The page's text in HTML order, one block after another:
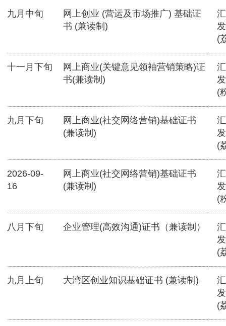
九月中旬
网上创业 (营运及市场推广) 基础证
书 (兼读制)
(
十一月下旬
网上商业(关键意见领袖营销策略)证
书(兼读制)
(
九月下旬
网上商业(社交网络营销)基础证书
(兼读制)
(
2026-09-
16
网上商业(社交网络营销)基础证书
(兼读制)
(
八月下旬 企业管理(高效沟通)证书（兼读制）
(
九月上旬 大湾区创业知识基础证书 (兼读制)
(